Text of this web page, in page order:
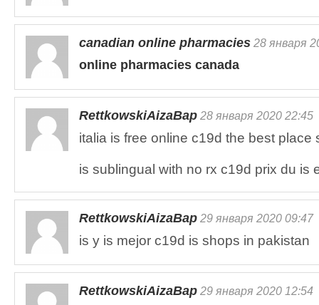
canadian online pharmacies 28 января
online pharmacies canada
RettkowskiAizaBap 28 января 2020 22:45
italia is free online c19d the best place
is sublingual with no rx c19d prix du is
RettkowskiAizaBap 29 января 2020 09:47
is y is mejor c19d is shops in pakistan
RettkowskiAizaBap 29 января 2020 12:54